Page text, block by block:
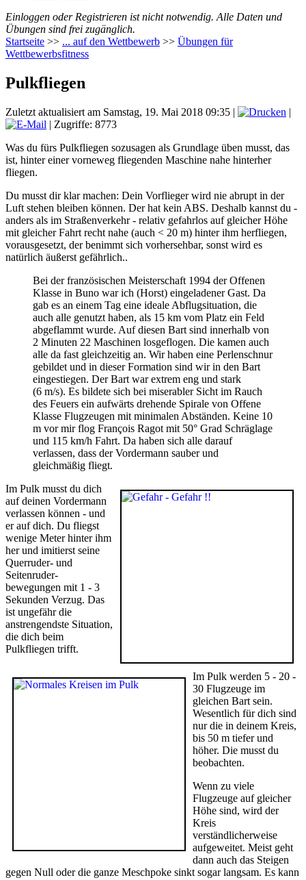
Einloggen oder Registrieren ist nicht notwendig. Alle Daten und
Übungen sind frei zugänglich.
Startseite >> ... auf den Wettbewerb >> Übungen für
Wettbewerbsfitness
Pulkfliegen
Zuletzt aktualisiert am Samstag, 19. Mai 2018 09:35 |
|
| Zugriffe: 8773
Was du fürs Pulkfliegen sozusagen als Grundlage üben musst, das
ist, hinter einer vorneweg fliegenden Maschine nahe hinterher
fliegen.
Du musst dir klar machen: Dein Vorflieger wird nie abrupt in der
Luft stehen bleiben können. Der hat kein ABS. Deshalb kannst du -
anders als im Straßenverkehr - relativ gefahrlos auf gleicher Höhe
mit gleicher Fahrt recht nahe (auch < 20 m) hinter ihm herfliegen,
vorausgesetzt, der benimmt sich vorhersehbar, sonst wird es
natürlich äußerst gefährlich..
Bei der französischen Meisterschaft 1994 der Offenen
Klasse in Buno war ich (Horst) eingeladener Gast. Da
gab es an einem Tag eine ideale Abflugsituation, die
auch alle genutzt haben, als 15 km vom Platz ein Feld
abgeflammt wurde. Auf diesen Bart sind innerhalb von
2 Minuten 22 Maschinen losgeflogen. Die kamen auch
alle da fast gleichzeitig an. Wir haben eine Perlenschnur
gebildet und in dieser Formation sind wir in den Bart
eingestiegen. Der Bart war extrem eng und stark
(6 m/s). Es bildete sich bei miserabler Sicht im Rauch
des Feuers ein aufwärts drehende Spirale von Offene
Klasse Flugzeugen mit minimalen Abständen. Keine 10
m vor mir flog François Ragot mit 50° Grad Schräglage
und 115 km/h Fahrt. Da haben sich alle darauf
verlassen, dass der Vordermann sauber und
gleichmäßig fliegt.
Im Pulk musst du dich
auf deinen Vordermann
verlassen können - und
er auf dich. Du fliegst
wenige Meter hinter ihm
her und imitierst seine
Querruder- und
Seitenruder-
bewegungen mit 1 - 3
Sekunden Verzug. Das
ist ungefähr die
anstrengendste Situation,
die dich beim
Pulkfliegen trifft.
Im Pulk werden 5 - 20 -
30 Flugzeuge im
gleichen Bart sein.
Wesentlich für dich sind
nur die in deinem Kreis,
bis 50 m tiefer und
höher. Die musst du
beobachten.
Wenn zu viele
Flugzeuge auf gleicher
Höhe sind, wird der
Kreis
verständlicherweise
aufgeweitet. Meist geht
dann auch das Steigen
gegen Null oder die ganze Meschpoke sinkt sogar langsam. Es kann